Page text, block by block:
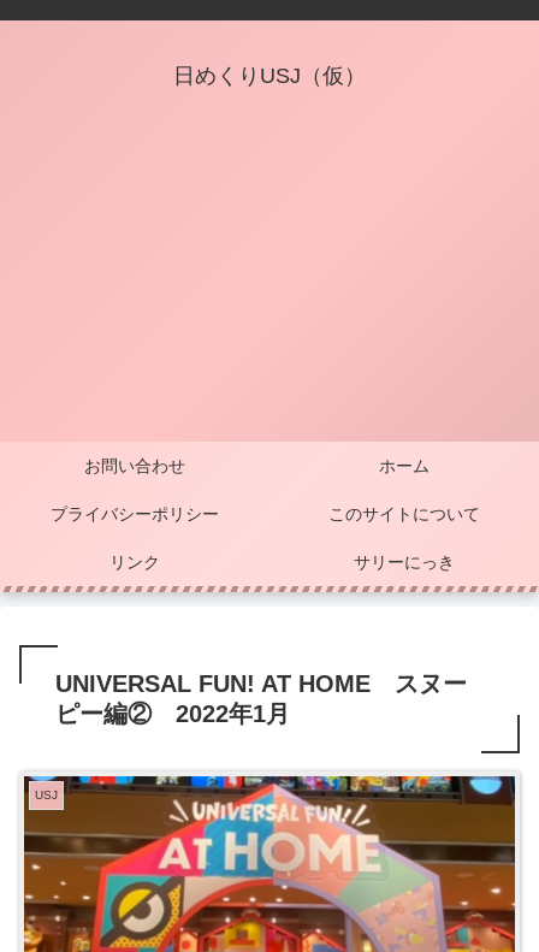
日めくりUSJ（仮）
お問い合わせ ホーム
プライバシーポリシー このサイトについて
リンク サリーにっき
UNIVERSAL FUN! AT HOME スヌー
ピー編② 2022年1月
USJ